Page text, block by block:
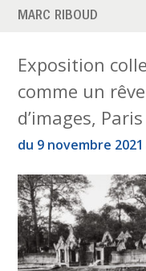
Aller
principal
MARC RIBOUD
É
t
i
u
e
t
Exposition
comme un
d’images, Paris
du 9 novembre